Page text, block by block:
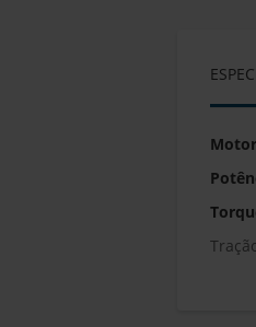
Motor